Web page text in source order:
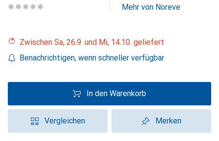
Mehr von Noreve
Zwischen Sa, 26.9. und Mi, 14.10. geliefert
Benachrichtigen, wenn schneller verfügbar
In den Warenkorb
Vergleichen Merken